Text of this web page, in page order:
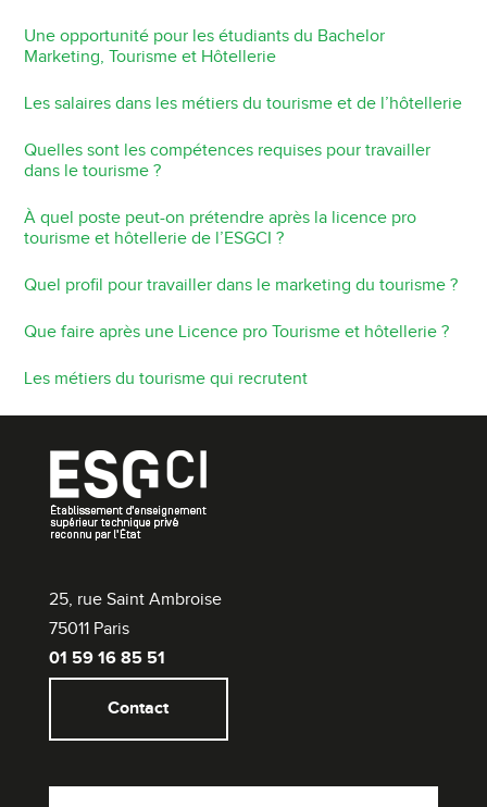
Une opportunité pour les étudiants du Bachelor
Marketing, Tourisme et Hôtellerie
Les salaires dans les métiers du tourisme et de l’hôtellerie
Quelles sont les compétences requises pour travailler
dans le tourisme ?
À quel poste peut-on prétendre après la licence pro
tourisme et hôtellerie de l’ESGCI ?
Quel profil pour travailler dans le marketing du tourisme ?
Que faire après une Licence pro Tourisme et hôtellerie ?
Les métiers du tourisme qui recrutent
25, rue Saint Ambroise
75011 Paris
01 59 16 85 51
Contact